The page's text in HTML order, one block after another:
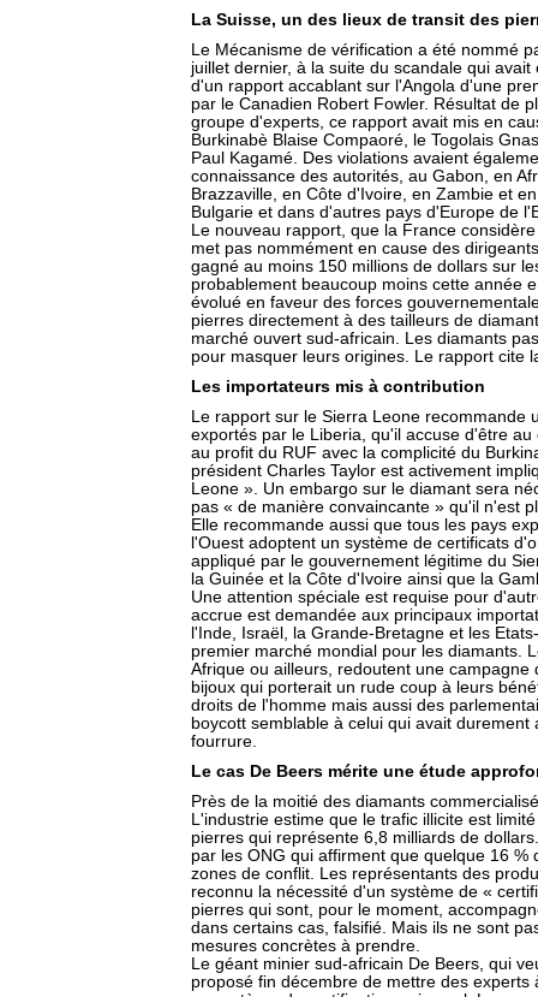
La Suisse, un des lieux de transit des
Le Mécanisme de vérification a été nommé
juillet dernier, à la suite du scandale qui
d'un rapport accablant sur l'Angola d'une
par le Canadien Robert Fowler. Résultat de
groupe d'experts, ce rapport avait mis en
Burkinabè Blaise Compaoré, le Togolais
Paul Kagamé. Des violations avaient
connaissance des autorités, au Gabon, en
Brazzaville, en Côte d'Ivoire, en Zambie et
Bulgarie et dans d'autres pays d'Europe de
Le nouveau rapport, que la France
met pas nommément en cause des
gagné au moins 150 millions de dollars sur
probablement beaucoup moins cette année
évolué en faveur des forces
pierres directement à des tailleurs de
marché ouvert sud-africain. Les diamants
pour masquer leurs origines. Le rapport cite
Les importateurs mis à contribution
Le rapport sur le Sierra Leone recommande
exportés par le Liberia, qu'il accuse d'être
au profit du RUF avec la complicité du
président Charles Taylor est activement
Leone ». Un embargo sur le diamant sera
pas « de manière convaincante » qu'il n'est
Elle recommande aussi que tous les pays
l'Ouest adoptent un système de certificats
appliqué par le gouvernement légitime du
la Guinée et la Côte d'Ivoire ainsi que la
Une attention spéciale est requise pour
accrue est demandée aux principaux
l'Inde, Israël, la Grande-Bretagne et les
premier marché mondial pour les diamants.
Afrique ou ailleurs, redoutent une
bijoux qui porterait un rude coup à leurs
droits de l'homme mais aussi des
boycott semblable à celui qui avait
fourrure.
Le cas De Beers mérite une étude
Près de la moitié des diamants
L'industrie estime que le trafic illicite est
pierres qui représente 6,8 milliards de
par les ONG qui affirment que quelque 16
zones de conflit. Les représentants des
reconnu la nécessité d'un système de «
pierres qui sont, pour le moment,
dans certains cas, falsifié. Mais ils ne sont
mesures concrètes à prendre.
Le géant minier sud-africain De Beers, qui
proposé fin décembre de mettre des